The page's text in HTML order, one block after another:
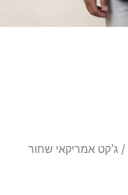
/ ג’קט אמריקאי שחור